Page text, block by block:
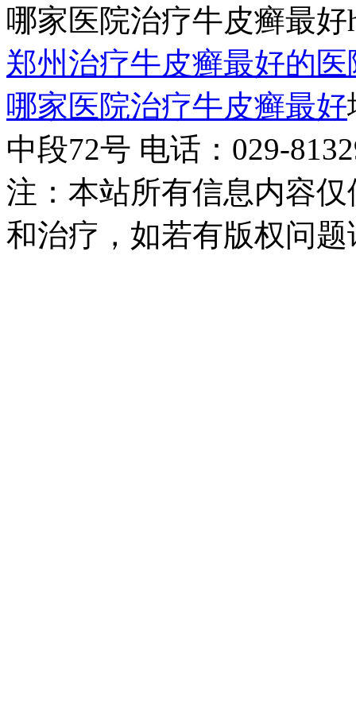
哪家医院治疗牛皮癣最好
郑州治疗牛皮癣最好的
哪家医院治疗牛皮癣最好
中段72号 电话：029-
注：本站所有信息内容
和治疗，如若有版权问